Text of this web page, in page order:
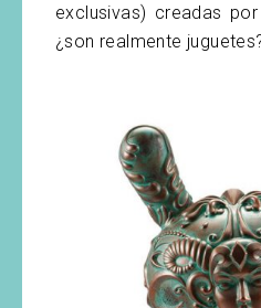
exclusivas) creadas por
¿son realmente